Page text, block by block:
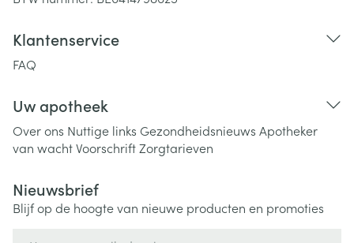
Klantenservice
FAQ
Uw apotheek
Over ons Nuttige links Gezondheidsnieuws Apotheker
van wachtVoorschriftZorgtarieven
Nieuwsbrief
Blijf op de hoogte van nieuwe producten en promoties